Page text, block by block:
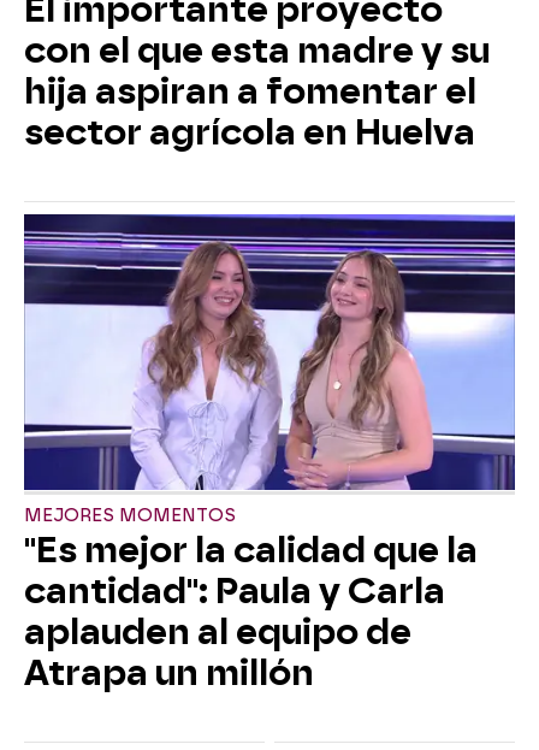
El importante proyecto
con el que esta madre y su
hija aspiran a fomentar el
sector agrícola en Huelva
MEJORES MOMENTOS
"Es mejor la calidad que la
cantidad": Paula y Carla
aplauden al equipo de
Atrapa un millón